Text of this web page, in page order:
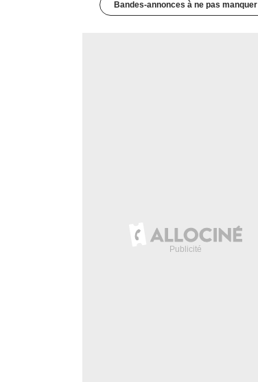
Bandes-annonces à ne pas manquer